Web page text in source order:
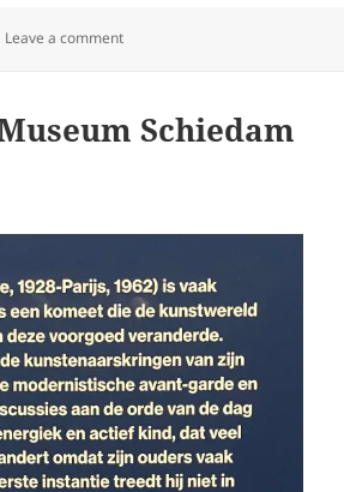
Leave a commenton Aanbieding!/August-offer!
Schiedam